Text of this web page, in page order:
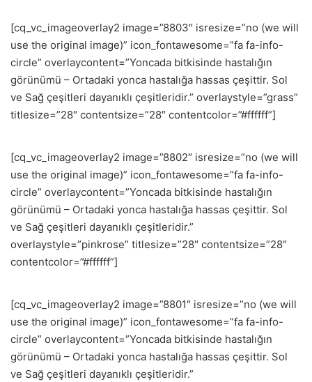
[cq_vc_imageoverlay2 image=”8803″ isresize=”no (we will
use the original image)” icon_fontawesome=”fa fa-info-
circle” overlaycontent=”Yoncada bitkisinde hastalığın
görünümü – Ortadaki yonca hastalığa hassas çeşittir. Sol
ve Sağ çeşitleri dayanıklı çeşitleridir.” overlaystyle=”grass”
titlesize=”28″ contentsize=”28″ contentcolor=”#ffffff”]
[cq_vc_imageoverlay2 image=”8802″ isresize=”no (we will
use the original image)” icon_fontawesome=”fa fa-info-
circle” overlaycontent=”Yoncada bitkisinde hastalığın
görünümü – Ortadaki yonca hastalığa hassas çeşittir. Sol
ve Sağ çeşitleri dayanıklı çeşitleridir.”
overlaystyle=”pinkrose” titlesize=”28″ contentsize=”28″
contentcolor=”#ffffff”]
[cq_vc_imageoverlay2 image=”8801″ isresize=”no (we will
use the original image)” icon_fontawesome=”fa fa-info-
circle” overlaycontent=”Yoncada bitkisinde hastalığın
görünümü – Ortadaki yonca hastalığa hassas çeşittir. Sol
ve Sağ çeşitleri dayanıklı çeşitleridir.”